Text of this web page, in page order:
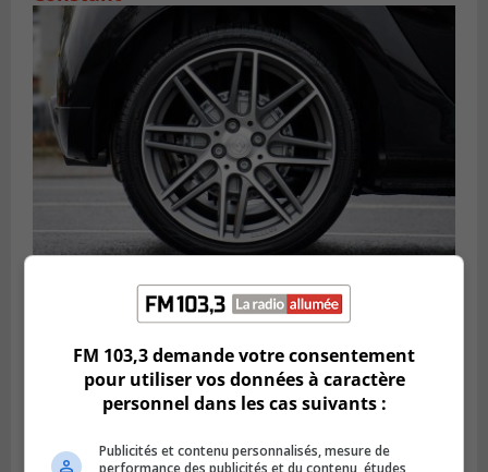
Publié le 6 août 2026 à 11h58
Des jeunes ciblent la Montérégie pour
le Défi écrou de roue
FM 103,3 demande votre consentement
pour utiliser vos données à caractère
personnel dans les cas suivants :
Publicités et contenu personnalisés, mesure de
performance des publicités et du contenu, études